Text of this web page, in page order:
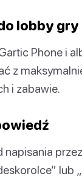
lobby gry
Phone i
z
i zabawie.
napisania
lub